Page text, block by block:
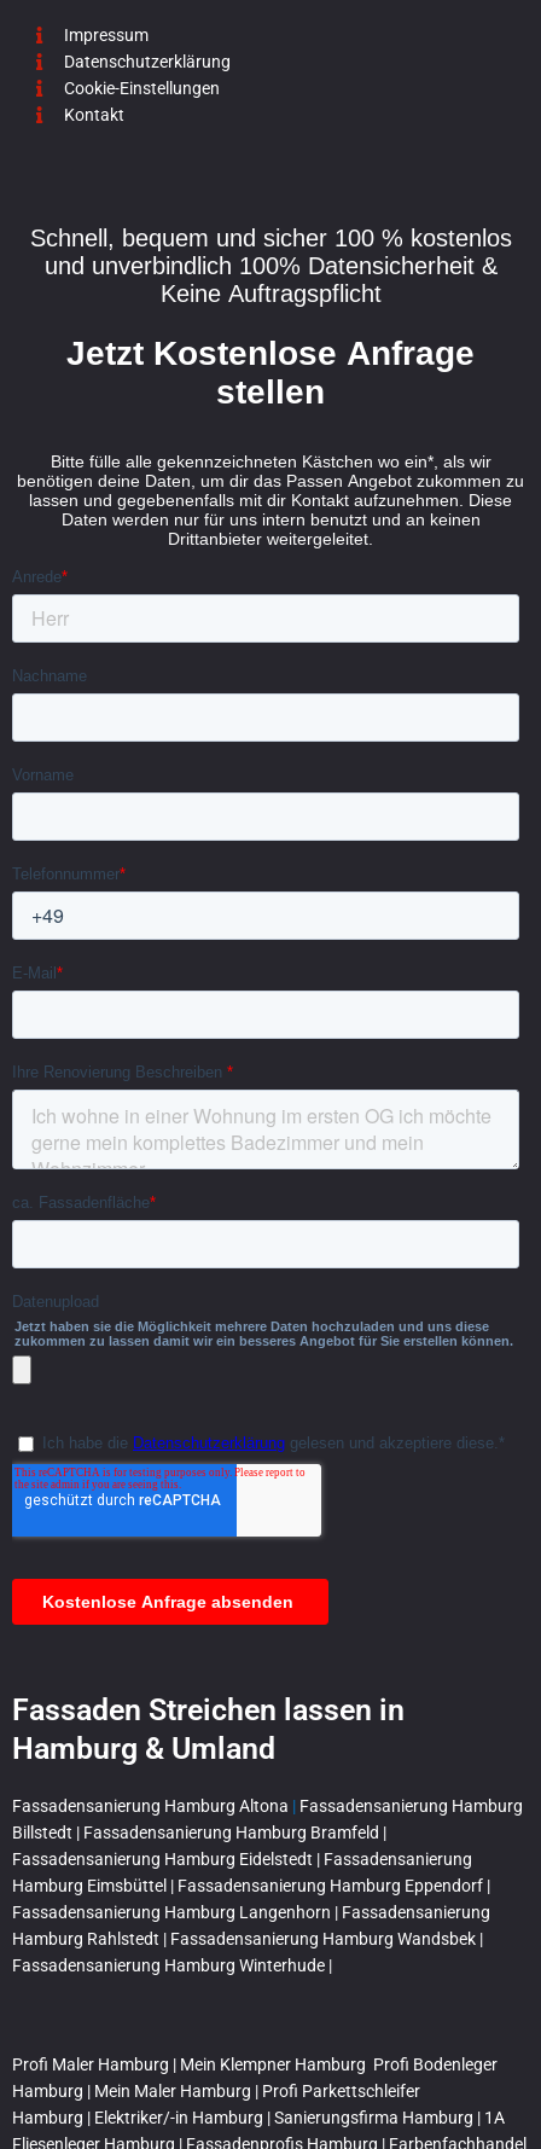
Impressum
Datenschutzerklärung
Cookie-Einstellungen
Kontakt
Fassaden Streichen lassen in
Hamburg & Umland
Fassadensanierung Hamburg Altona | Fassadensanierung Hamburg
Billstedt | Fassadensanierung Hamburg Bramfeld |
Fassadensanierung Hamburg Eidelstedt | Fassadensanierung
Hamburg Eimsbüttel | Fassadensanierung Hamburg Eppendorf |
Fassadensanierung Hamburg Langenhorn | Fassadensanierung
Hamburg Rahlstedt | Fassadensanierung Hamburg Wandsbek |
Fassadensanierung Hamburg Winterhude |
Profi Maler Hamburg | Mein Klempner Hamburg Profi Bodenleger
Hamburg | Mein Maler Hamburg | Profi Parkettschleifer
Hamburg | Elektriker/-in Hamburg |Sanierungsfirma Hamburg | 1A
Fliesenleger Hamburg | Fassadenprofis Hamburg | Farbenfachhandel